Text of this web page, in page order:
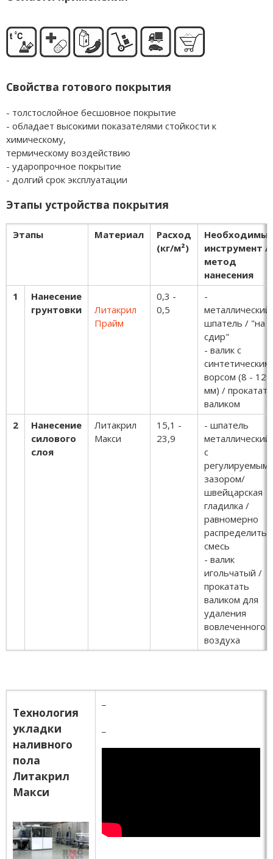
Свойства готового покрытия
- толстослойное бесшовное покрытие
- обладает высокими показателями стойкости к
химическому,
термическому воздействию
- ударопрочное покрытие
- долгий срок эксплуатации
Этапы устройства покрытия
Этапы Материал
Расход
(кг/м²)
инструмент /
метод
нанесения
1
Нанесение
грунтовки
Литакрил
Прайм
0,3 -
0,5
-
металлический
шпатель / "на
сдир"
- валик с
синтетическим
ворсом (8 - 12
мм) / прокатать
валиком
2
Нанесение
силового
слоя
Литакрил
Макси
15,1 -
23,9
- шпатель
металлический
с
регулируемым
зазором/
швейцарская
гладилка /
равномерно
распределить
смесь
- валик
игольчатый /
прокатать
валиком для
удаления
вовлеченного
воздуха
Технология
укладки
наливного
пола
Литакрил
Макси